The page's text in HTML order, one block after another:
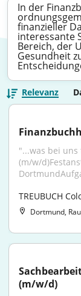
In der
finanzieller
interessante
Bereich, der
Gesundheit
Relevanz
"...was bei
(m/w/
TREUBUCH
Dortmund,
(m/w/d)